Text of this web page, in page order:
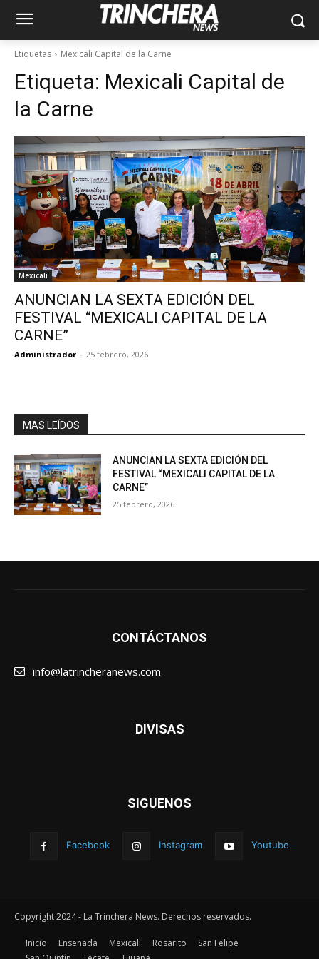
Etiquetas Mexicali Capital de la Carne
Etiqueta: Mexicali Capital de
la Carne
Mexicali
ANUNCIAN LA SEXTA EDICIÓN DEL
FESTIVAL “MEXICALI CAPITAL DE LA
CARNE”
Administrador - 25 febrero, 2026
MAS LEÍDOS
ANUNCIAN LA SEXTA EDICIÓN DEL
FESTIVAL “MEXICALI CAPITAL DE LA
CARNE”
25 febrero, 2026
CONTÁCTANOS
info@latrincheranews.com
DIVISAS
SIGUENOS
Facebook Instagram Youtube
Copyright 2024 - La Trinchera News. Derechos reservados.
Inicio Ensenada Mexicali Rosarito
San Felipe